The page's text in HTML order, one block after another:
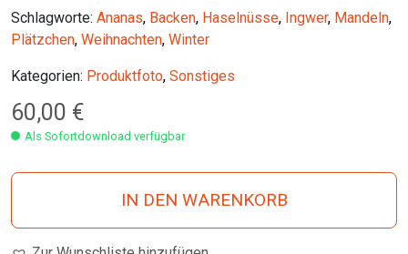
Schlagworte: Ananas, Backen, Haselnüsse, Ingwer, Mandeln,
Plätzchen, Weihnachten, Winter
Kategorien: Produktfoto, Sonstiges
60,00 €
Als Sofortdownload verfügbar
IN DEN WARENKORB